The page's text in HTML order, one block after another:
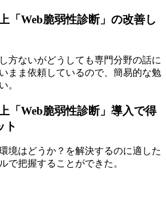
「Web脆弱性診断」の改善し
方ないがどうしても専門分野の話に
まま依頼しているので、簡易的な勉
。
「Web脆弱性診断」導入で得
ト
境はどうか？を解決するのに適した
で把握することができた。